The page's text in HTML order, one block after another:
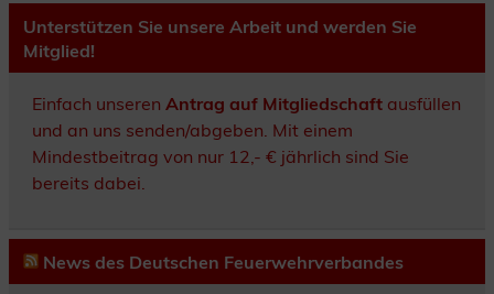
Unterstützen Sie unsere Arbeit und werden Sie
Mitglied!
Einfach unseren Antrag auf Mitgliedschaftausfüllen
und an uns senden/abgeben. Mit einem
Mindestbeitrag von nur 12,- € jährlich sind Sie
bereits dabei.
News des Deutschen Feuerwehrverbandes